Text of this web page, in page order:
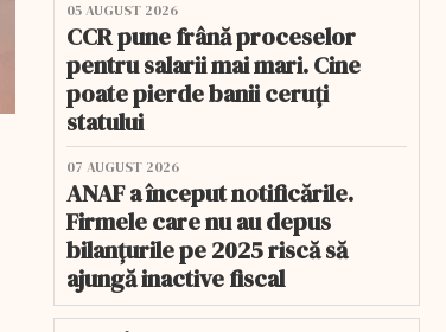
05 AUGUST 2026
CCR pune frână proceselor
pentru salarii mai mari. Cine
poate pierde banii ceruți
statului
07 AUGUST 2026
ANAF a început notificările.
Firmele care nu au depus
bilanțurile pe 2025 riscă să
ajungă inactive fiscal